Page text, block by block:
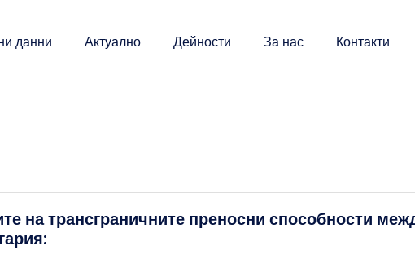
данни Актуално Дейности За нас Контакти
на трансграничните преносни способности